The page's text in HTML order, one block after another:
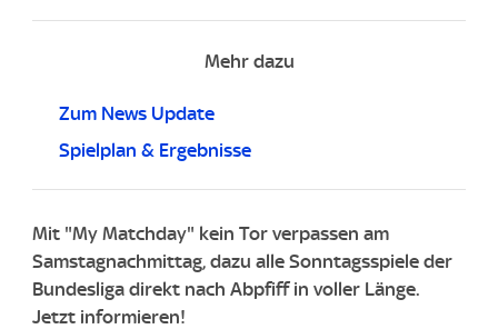
Mehr dazu
Zum News Update
Spielplan & Ergebnisse
Mit "My Matchday" kein Tor verpassen am
Samstagnachmittag, dazu alle Sonntagsspiele der
Bundesliga direkt nach Abpfiff in voller Länge.
Jetzt informieren!